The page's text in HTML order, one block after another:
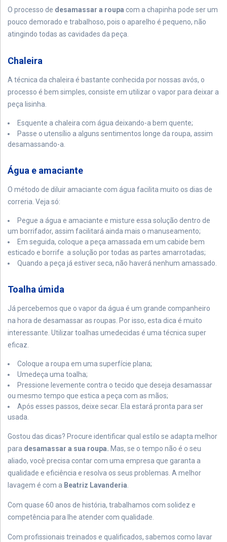
O processo de desamassar a roupa com a chapinha pode ser um
pouco demorado e trabalhoso, pois o aparelho é pequeno, não
atingindo todas as cavidades da peça.
Chaleira
A técnica da chaleira é bastante conhecida por nossas avós, o
processo é bem simples, consiste em utilizar o vapor para deixar a
peça lisinha.
Esquente a chaleira com água deixando-a bem quente;
Passe o utensílio a alguns sentimentos longe da roupa, assim
desamassando-a.
Água e amaciante
O método de diluir amaciante com água facilita muito os dias de
correria. Veja só:
Pegue a água e amaciante e misture essa solução dentro de
um borrifador, assim facilitará ainda mais o manuseamento;
Em seguida, coloque a peça amassada em um cabide bem
esticado e borrife a solução por todas as partes amarrotadas;
Quando a peça já estiver seca, não haverá nenhum amassado.
Toalha úmida
Já percebemos que o vapor da água é um grande companheiro
na hora de desamassar as roupas. Por isso, esta dica é muito
interessante. Utilizar toalhas umedecidas é uma técnica super
eficaz.
Coloque a roupa em uma superfície plana;
Umedeça uma toalha;
Pressione levemente contra o tecido que deseja desamassar
ou mesmo tempo que estica a peça com as mãos;
Após esses passos, deixe secar. Ela estará pronta para ser
usada.
Gostou das dicas? Procure identificar qual estilo se adapta melhor
para desamassar a sua roupa. Mas, se o tempo não é o seu
aliado, você precisa contar com uma empresa que garanta a
qualidade e eficiência e resolva os seus problemas. A melhor
lavagem é com a Beatriz Lavanderia
Com quase 60 anos de história, trabalhamos com solidez e
competência para lhe atender com qualidade.
Com profissionais treinados e qualificados, sabemos como lavar